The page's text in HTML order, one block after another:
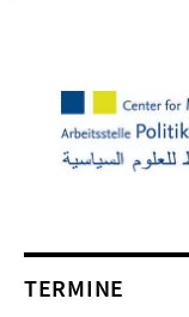
TERMINE